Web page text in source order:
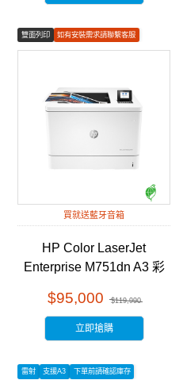
雙面列印
如有安裝需求請聯繫客服
彩色列印
買就送藍牙音箱
HP Color LaserJet
Enterprise M751dn A3 彩
$95,000 $119,990
立即搶購
雷射 支援A3 下單前請確認庫存